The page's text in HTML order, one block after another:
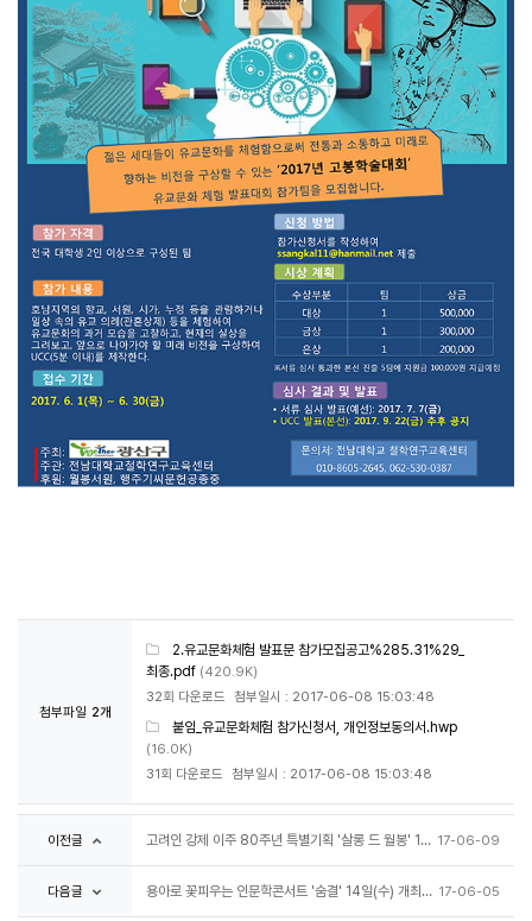
첨부파일 2개
2.유교문화체험 발표문 참가모집공고%285.31%29_
최종.pdf (420.9K)
32회 다운로드 첨부일시 : 2017-06-08 15:03:48
붙임_유교문화체험 참가신청서, 개인정보동의서.hwp
(16.0K)
31회 다운로드 첨부일시 : 2017-06-08 15:03:48
이전글 고려인 강제 이주 80주년 특별기획 '살롱 드 월봉' 16일(금) 개최 안내 17-06-09
다음글 용아로 꽃피우는 인문학콘서트 '숨결' 14일(수) 개최 안내 17-06-05